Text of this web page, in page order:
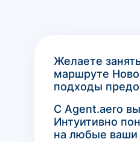
Желаете
маршруте
подходы
С Agent.aero
Интуитивно
на любые ваши